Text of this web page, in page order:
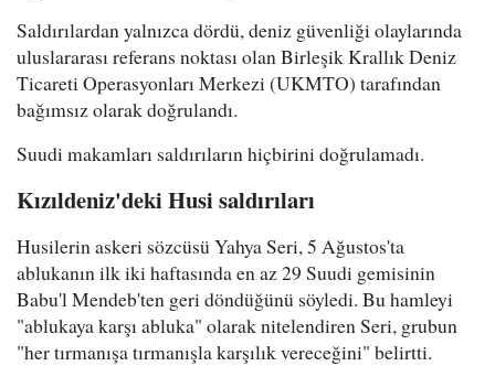
Saldırılardan yalnızca dördü, deniz güvenliği olaylarında
uluslararası referans noktası olan Birleşik Krallık Deniz
Ticareti Operasyonları Merkezi (UKMTO) tarafından
bağımsız olarak doğrulandı.
Suudi makamları saldırıların hiçbirini doğrulamadı.
Kızıldeniz'deki Husi saldırıları
Husilerin askeri sözcüsü Yahya Seri, 5 Ağustos'ta
ablukanın ilk iki haftasında en az 29 Suudi gemisinin
Babu'l Mendeb'ten geri döndüğünü söyledi. Bu hamleyi
"ablukaya karşı abluka" olarak nitelendiren Seri, grubun
"her tırmanışa tırmanışla karşılık vereceğini" belirtti.